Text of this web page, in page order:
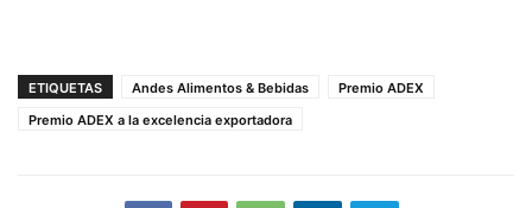
ETIQUETAS Andes Alimentos & Bebidas
Premio ADEX
Premio ADEX a la excelencia exportadora